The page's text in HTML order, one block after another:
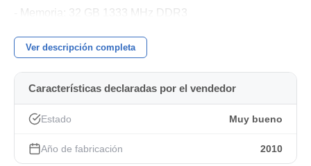
- Memoria: 32 GB 1333 MHz DDR3
- Disco SSD de 500 gigas
- Cuatro puertos FireWire
- Cinco puertos USB
- 2 salidas para monitores Mini DisplayPort (entrego
adaptadores a HDMI)
Ver descripción completa
Características declaradas por el vendedor
Estado Muy bueno
Año de fabricación 2010